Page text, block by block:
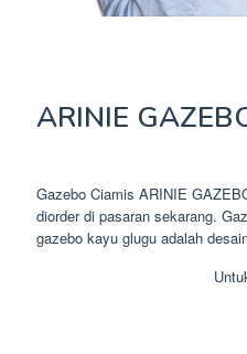
ARINIE
Gazebo Ciamis ARINIE
diorder di pasaran sekarang.
gazebo kayu glugu adalah